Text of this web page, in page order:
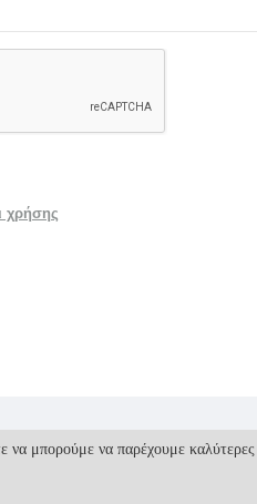
χρήσης
να μπορούμε να παρέχουμε